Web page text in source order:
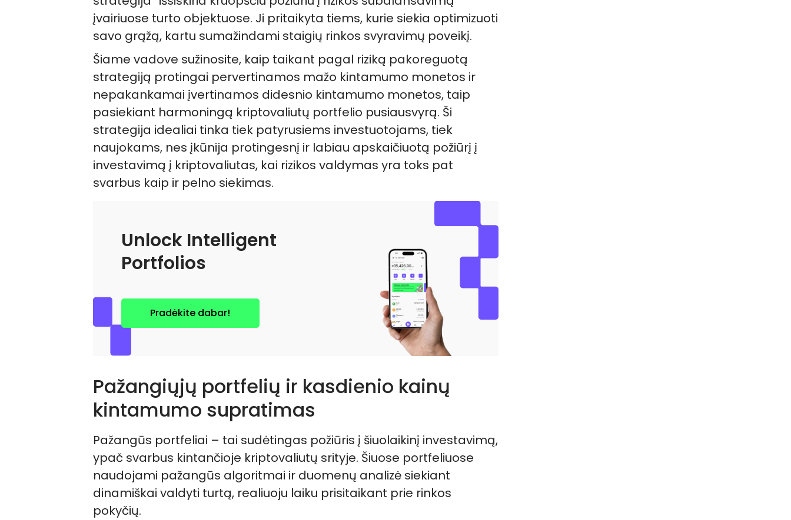
įvairiuose turto objektuose. Ji pritaikyta tiems, kurie siekia optimizuoti
savo grąžą, kartu sumažindami staigių rinkos svyravimų poveikį.
Šiame vadove sužinosite, kaip taikant pagal riziką pakoreguotą
strategiją protingai pervertinamos mažo kintamumo monetos ir
nepakankamai įvertinamos didesnio kintamumo monetos, taip
pasiekiant harmoningą kriptovaliutų portfelio pusiausvyrą. Ši
strategija idealiai tinka tiek patyrusiems investuotojams, tiek
naujokams, nes įkūnija protingesnį ir labiau apskaičiuotą požiūrį į
investavimą į kriptovaliutas, kai rizikos valdymas yra toks pat
svarbus kaip ir pelno siekimas.
Unlock Intelligent
Portfolios
Pradėkite dabar!
Pažangiųjų portfelių ir kasdienio kainų
kintamumo supratimas
Pažangūs portfeliai – tai sudėtingas požiūris į šiuolaikinį investavimą,
ypač svarbus kintančioje kriptovaliutų srityje. Šiuose portfeliuose
naudojami pažangūs algoritmai ir duomenų analizė siekiant
dinamiškai valdyti turtą, realiuoju laiku prisitaikant prie rinkos
pokyčių.